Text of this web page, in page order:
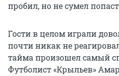
пробил, но не сумел
Гости в целом играли
почти никак не
тайма произошел самый
Футболист «Крыльев»